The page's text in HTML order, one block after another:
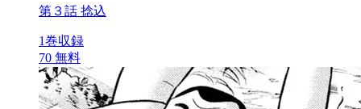
第３話 捻込
1巻収録
70 無料